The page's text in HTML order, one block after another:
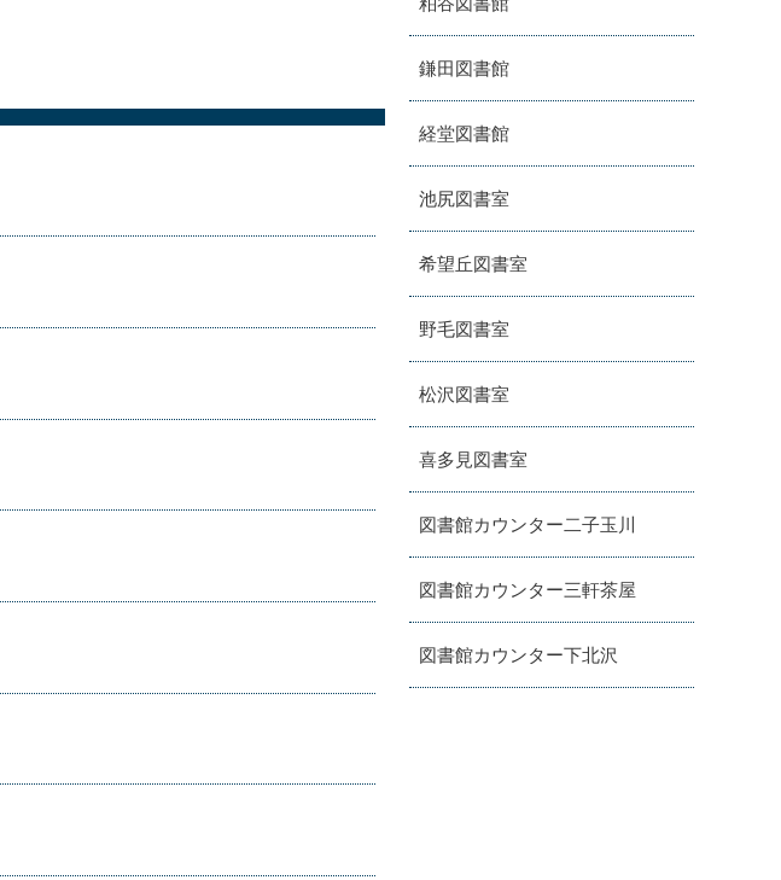
鎌田図書館
経堂図書館
池尻図書室
希望丘図書室
野毛図書室
松沢図書室
喜多見図書室
図書館カウンター二子玉川
図書館カウンター三軒茶屋
図書館カウンター下北沢